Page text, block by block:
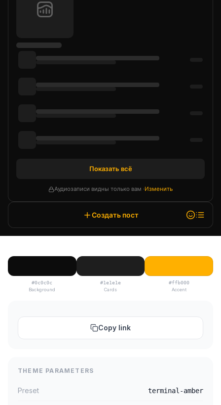
Показать всё
Аудиозаписи видны только вам ·Изменить
Создать пост
#0c0c0c
Background
#1e1e1e
Cards
#ffb000
Accent
Copy link
THEME PARAMETERS
Preset terminal-amber